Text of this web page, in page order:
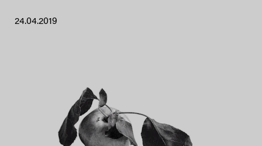
24.04.2019